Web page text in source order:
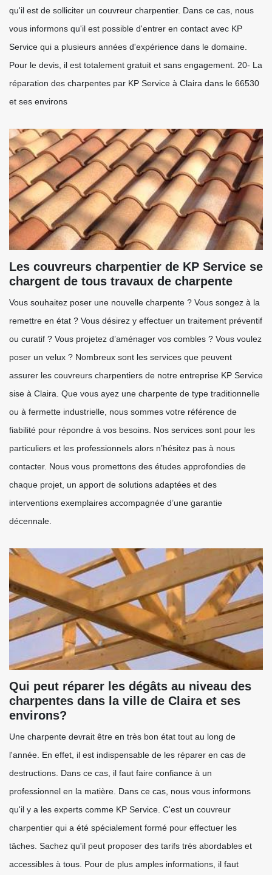
qu'il est de solliciter un couvreur charpentier. Dans ce cas, nous
vous informons qu'il est possible d'entrer en contact avec KP
Service qui a plusieurs années d'expérience dans le domaine.
Pour le devis, il est totalement gratuit et sans engagement. 20- La
réparation des charpentes par KP Service à Claira dans le 66530
et ses environs
Les couvreurs charpentier de KP Service se
chargent de tous travaux de charpente
Vous souhaitez poser une nouvelle charpente ? Vous songez à la
remettre en état ? Vous désirez y effectuer un traitement préventif
ou curatif ? Vous projetez d’aménager vos combles ? Vous voulez
poser un velux ? Nombreux sont les services que peuvent
assurer les couvreurs charpentiers de notre entreprise KP Service
sise à Claira. Que vous ayez une charpente de type traditionnelle
ou à fermette industrielle, nous sommes votre référence de
fiabilité pour répondre à vos besoins. Nos services sont pour les
particuliers et les professionnels alors n’hésitez pas à nous
contacter. Nous vous promettons des études approfondies de
chaque projet, un apport de solutions adaptées et des
interventions exemplaires accompagnée d’une garantie
décennale.
Qui peut réparer les dégâts au niveau des
charpentes dans la ville de Claira et ses
environs?
Une charpente devrait être en très bon état tout au long de
l'année. En effet, il est indispensable de les réparer en cas de
destructions. Dans ce cas, il faut faire confiance à un
professionnel en la matière. Dans ce cas, nous vous informons
qu'il y a les experts comme KP Service. C'est un couvreur
charpentier qui a été spécialement formé pour effectuer les
tâches. Sachez qu'il peut proposer des tarifs très abordables et
accessibles à tous. Pour de plus amples informations, il faut